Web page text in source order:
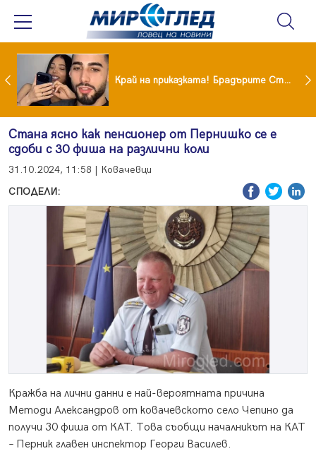
Коцето удари джакпота! Държавата му плаща 95 000 евро Край на приказката! Брадърите Стефан и Сияна се разделиха с гръм и трясък
Стана ясно как пенсионер от Пернишко се е
сдоби с 30 фиша на различни коли
31.10.2024, 11:58 | Ковачевци
СПОДЕЛИ:
Кражба на лични данни е най-вероятната причина
Методи Александров от ковачевското село Чепино да
получи 30 фиша от КАТ. Това съобщи началникът на КАТ
– Перник главен инспектор Георги Василев.